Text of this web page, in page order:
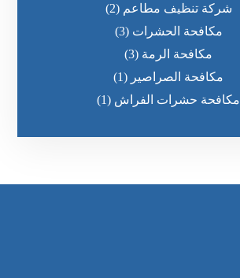
شركة تنظيف مطاعم (2)
مكافحة الحشرات (3)
مكافحة الرمة (3)
مكافحة الصراصير (1)
مكافحة حشرات الفراش (1)